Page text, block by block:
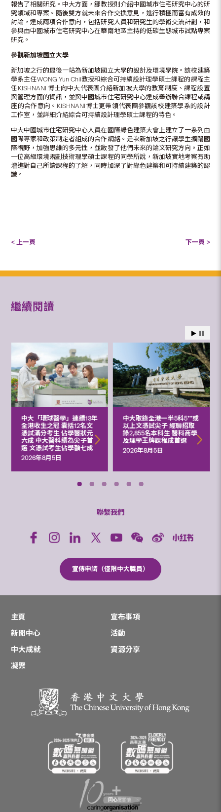
報告了相關研究。中大方面，鄒教授則介紹中國城市住宅研究中心的研
究領域和專案。隨後雙方就未來合作交換意見，進行積極而富有成效的
討論，達成兩項合作意向，包括研究人員和研究生的學術交流計劃，和
參與由中國城市住宅研究中心在華南地區主持的低碳生態城市試點專案
研究。
參觀新加坡國立大學
新加坡之行的最後一站為新加坡國立大學的設計及環境學院。該校建築
學系主任WONG Yun Chii教授和綜合可持續設計理學碩士課程的課程主
任KISHNANI 博士向中大代表團介紹新加坡大學的教育制度、課程設置
與管理方面的資訊，並與中國城市住宅研究中心達成舉辦聯合課程或講
座的合作意向。KISHNANI博士更帶領代表團參觀該校建築學系的設計
工作室，並詳細介紹綜合可持續設計理學碩士課程的特色。
中大中國城市住宅研究中心人員在國際綠色建築大會上建立了一系列由
國際專家和政策制定者組成的合作網絡。是次新加坡之行讓學生擴闊國
際視野，加強思維的多元性，並啟發了他們未來的論文研究方向。正如
一位高級環境規劃技術理學碩士課程的同學所說，新加坡實地考察有助
增進對自己所讀課程的了解，同時加深了對綠色建築和可持續建築的認
識。
< 上一頁 下一頁 >
繼續閱讀
中大「環球醫學」連續13年
全港收生之冠 囊括12名文
憑試滿分考生 佔學醫狀元
六成 中大醫科續為尖子首
選 文憑試考生佔學額七成
2026年8月5日
中大取錄全港一半5科5**或
以上文憑試尖子 經聯招取
錄2,855名本科生 醫科商學
及理學王牌課程成首選
2026年8月5日
聯繫我們
宣傳申請（僅限中大職員）
主頁
宣布事項
新聞中心
活動
中大成就
資源分享
凝聚